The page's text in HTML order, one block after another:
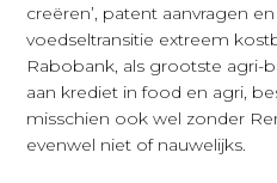
creëren’, patent aanvragen
voedseltransitie extreem
Rabobank, als grootste agri-
aan krediet in food en agri,
misschien ook wel zonder
evenwel niet of nauwelijks.